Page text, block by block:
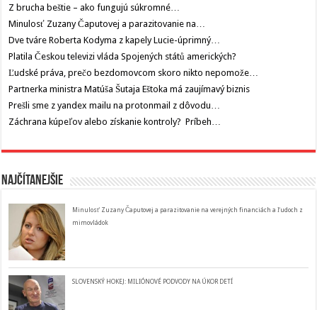
Z brucha beštie – ako fungujú súkromné…
Minulosť Zuzany Čaputovej a parazitovanie na…
Dve tváre Roberta Kodyma z kapely Lucie-úprimný…
Platila Českou televizi vláda Spojených států amerických?
Ľudské práva, prečo bezdomovcom skoro nikto nepomože…
Partnerka ministra Matúša Šutaja Eštoka má zaujímavý biznis
Prešli sme z yandex mailu na protonmail z dôvodu…
Záchrana kúpeľov alebo získanie kontroly? Príbeh…
Najčítanejšie
Minulosť Zuzany Čaputovej a parazitovanie na verejných financiách a ľudoch z
mimovládok
SLOVENSKÝ HOKEJ: MILIÓNOVÉ PODVODY NA ÚKOR DETÍ